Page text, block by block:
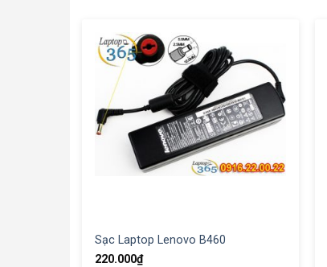
Sạc Laptop Lenovo B460
220.000₫